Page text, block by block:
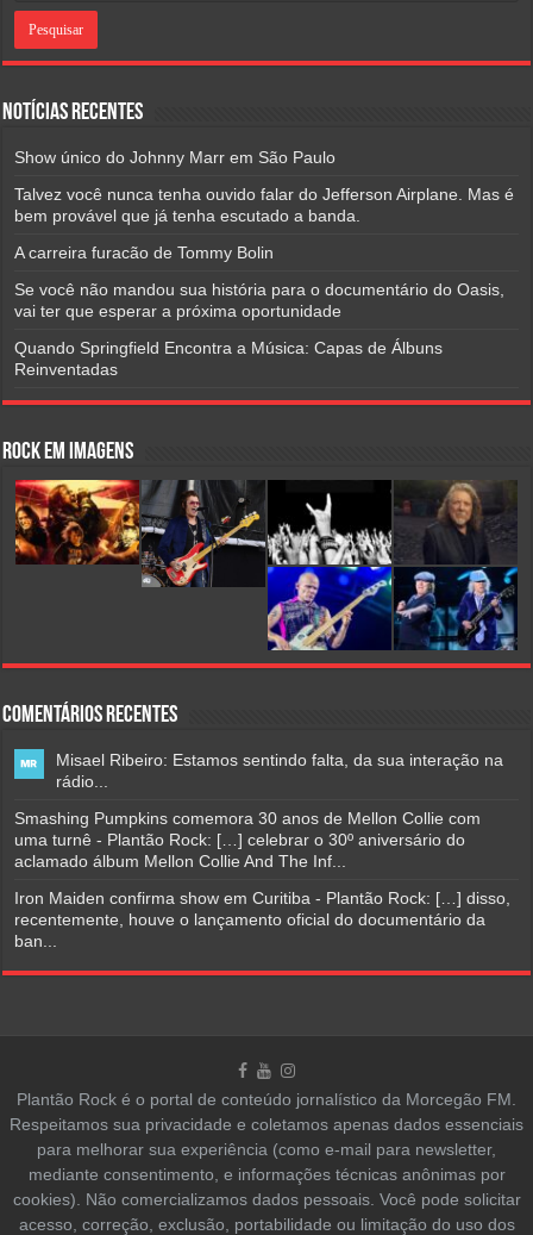
Notícias Recentes
Show único do Johnny Marr em São Paulo
Talvez você nunca tenha ouvido falar do Jefferson Airplane. Mas é
bem provável que já tenha escutado a banda.
A carreira furacão de Tommy Bolin
Se você não mandou sua história para o documentário do Oasis,
vai ter que esperar a próxima oportunidade
Quando Springfield Encontra a Música: Capas de Álbuns
Reinventadas
Rock em Imagens
Comentários Recentes
Misael Ribeiro: Estamos sentindo falta, da sua interação na
rádio...
Smashing Pumpkins comemora 30 anos de Mellon Collie com
uma turnê - Plantão Rock: […] celebrar o 30º aniversário do
aclamado álbum Mellon Collie And The Inf...
Iron Maiden confirma show em Curitiba - Plantão Rock: […] disso,
recentemente, houve o lançamento oficial do documentário da
ban...
Plantão Rock é o portal de conteúdo jornalístico da Morcegão FM.
Respeitamos sua privacidade e coletamos apenas dados essenciais
para melhorar sua experiência (como e-mail para newsletter,
mediante consentimento, e informações técnicas anônimas por
cookies). Não comercializamos dados pessoais. Você pode solicitar
acesso, correção, exclusão, portabilidade ou limitação do uso dos